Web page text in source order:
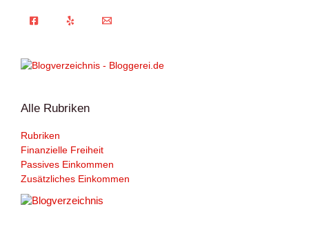
Alle Rubriken
Rubriken
Finanzielle Freiheit
Passives Einkommen
Zusätzliches Einkommen